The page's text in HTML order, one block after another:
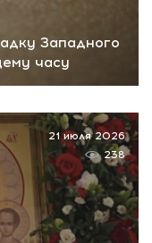
Западного
часу
21 июля 2026
238